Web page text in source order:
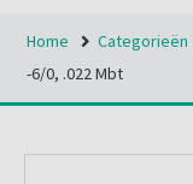
Home Categorieën
-6/0, .022 Mbt